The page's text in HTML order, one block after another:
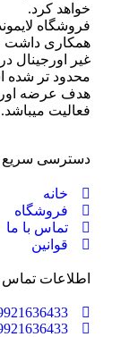
خواهد کرد.
فروشگاه
همکاری داشت
غیر اورجینال
محدود تر شده
هدف عرضه
فعالیت
دسترسی سریع
خانه
فروشگاه
تماس با ما
قوانین
اطلاعات تماس